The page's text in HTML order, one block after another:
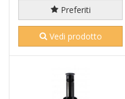
Preferiti
Vedi prodotto